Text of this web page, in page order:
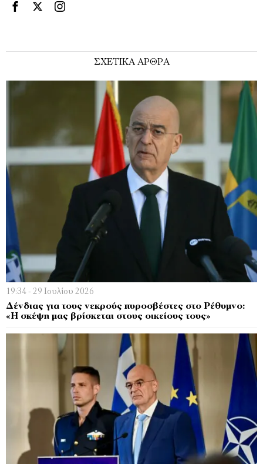
ΣΧΕΤΙΚΑ ΑΡΘΡΑ
19:34 - 29 Ιουλίου 2026
Δένδιας για τους νεκρούς πυροσβέστες στο Ρέθυμνο:
«Η σκέψη μας βρίσκεται στους οικείους τους»